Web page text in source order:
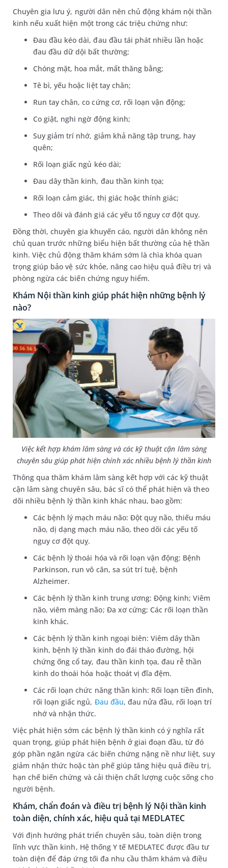
Chuyên gia lưu ý, người dân nên chủ động khám nội thần
kinh nếu xuất hiện một trong các triệu chứng như:
Đau đầu kéo dài, đau đầu tái phát nhiều lần hoặc
đau đầu dữ dội bất thường;
Chóng mặt, hoa mắt, mất thăng bằng;
Tê bì, yếu hoặc liệt tay chân;
Run tay chân, co cứng cơ, rối loạn vận động;
Co giật, nghi ngờ động kinh;
Suy giảm trí nhớ, giảm khả năng tập trung, hay
quên;
Rối loạn giấc ngủ kéo dài;
Đau dây thần kinh, đau thần kinh tọa;
Rối loạn cảm giác, thị giác hoặc thính giác;
Theo dõi và đánh giá các yếu tố nguy cơ đột quỵ.
Đồng thời, chuyên gia khuyến cáo, người dân không nên
chủ quan trước những biểu hiện bất thường của hệ thần
kinh. Việc chủ động thăm khám sớm là chìa khóa quan
trọng giúp bảo vệ sức khỏe, nâng cao hiệu quả điều trị và
phòng ngừa các biến chứng nguy hiểm.
Khám Nội thần kinh giúp phát hiện những bệnh lý
nào?
Việc kết hợp khám lâm sàng và các kỹ thuật cận lâm sàng
chuyên sâu giúp phát hiện chính xác nhiều bệnh lý thần kinh
Thông qua thăm khám lâm sàng kết hợp với các kỹ thuật
cận lâm sàng chuyên sâu, bác sĩ có thể phát hiện và theo
dõi nhiều bệnh lý thần kinh khác nhau, bao gồm:
Các bệnh lý mạch máu não: Đột quỵ não, thiếu máu
não, dị dạng mạch máu não, theo dõi các yếu tố
nguy cơ đột quỵ.
Các bệnh lý thoái hóa và rối loạn vận động: Bệnh
Parkinson, run vô căn, sa sút trí tuệ, bệnh
Alzheimer.
Các bệnh lý thần kinh trung ương: Động kinh; Viêm
não, viêm màng não; Đa xơ cứng; Các rối loạn thần
kinh khác.
Các bệnh lý thần kinh ngoại biên: Viêm dây thần
kinh, bệnh lý thần kinh do đái tháo đường, hội
chứng ống cổ tay, đau thần kinh tọa, đau rễ thần
kinh do thoái hóa hoặc thoát vị đĩa đệm.
Các rối loạn chức năng thần kinh: Rối loạn tiền đình,
rối loạn giấc ngủ, Đau đầu, đau nửa đầu, rối loạn trí
nhớ và nhận thức.
Việc phát hiện sớm các bệnh lý thần kinh có ý nghĩa rất
quan trọng, giúp phát hiện bệnh ở giai đoạn đầu, từ đó
góp phần ngăn ngừa các biến chứng nặng nề như liệt, suy
giảm nhận thức hoặc tàn phế giúp tăng hiệu quả điều trị,
hạn chế biến chứng và cải thiện chất lượng cuộc sống cho
người bệnh.
Khám, chẩn đoán và điều trị bệnh lý Nội thần kinh
toàn diện, chính xác, hiệu quả tại MEDLATEC
Với định hướng phát triển chuyên sâu, toàn diện trong
lĩnh vực thần kinh, Hệ thống Y tế MEDLATEC được đầu tư
toàn diện để đáp ứng tối đa nhu cầu thăm khám và điều